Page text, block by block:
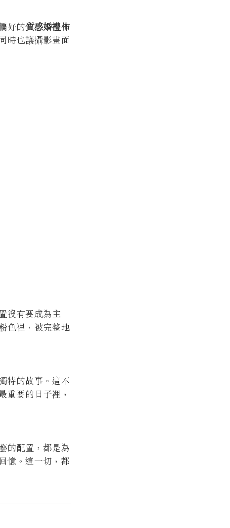
好的質感婚禮佈
時也讓攝影畫面
沒有要成為主
色裡，被完整地
特的故事。這不
重要的日子裡，
的配置，都是為
憶。這一切，都